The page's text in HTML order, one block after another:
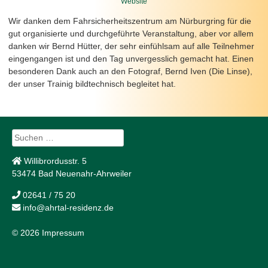
Wir danken dem Fahrsicherheitszentrum am Nürburgring für die
gut organisierte und durchgeführte Veranstaltung, aber vor allem
danken wir Bernd Hütter, der sehr einfühlsam auf alle Teilnehmer
eingengangen ist und den Tag unvergesslich gemacht hat. Einen
besonderen Dank auch an den Fotograf, Bernd Iven (Die Linse),
der unser Trainig bildtechnisch begleitet hat.
Suchen
nach:
Willibrordusstr. 5
53474 Bad Neuenahr-Ahrweiler
02641 / 75 20
info@ahrtal-residenz.de
© 2026 Impressum